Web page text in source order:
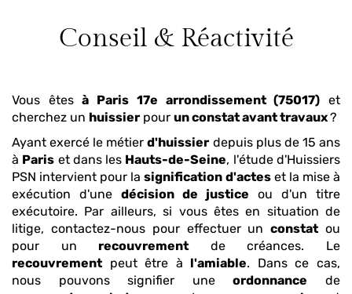
Conseil & Réactivité
Vous êtesà Paris 17e arrondissement (75017) et
cherchez un huissier pour un constat avant travaux?
Ayant exercé le métierd'huissier depuis plus de 15 ans
à Paris et dans les Hauts-de-Seine, l'étude d'Huissiers
PSN intervient pour lasignification d'acteset la mise à
exécution d'une décision de justice ou d'un titre
exécutoire. Par ailleurs, si vous êtes en situation de
litige, contactez-nous pour effectuer unconstat ou
pour un recouvrement de créances. Le
recouvrement peut être à l'amiable. Dans ce cas,
nous pouvons signifier uneordonnance de